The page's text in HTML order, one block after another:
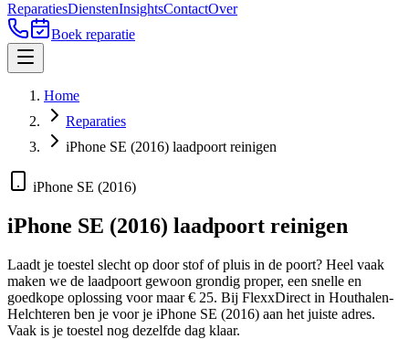
ReparatiesDienstenInsightsContactOver
Boek reparatie
Home
Reparaties
iPhone SE (2016) laadpoort reinigen
iPhone SE (2016)
iPhone SE (2016) laadpoort reinigen
Laadt je toestel slecht op door stof of pluis in de poort? Heel vaak
maken we de laadpoort gewoon grondig proper, een snelle en
goedkope oplossing voor maar € 25. Bij FlexxDirect in Houthalen-
Helchteren ben je voor je iPhone SE (2016) aan het juiste adres.
Vaak is je toestel nog dezelfde dag klaar.